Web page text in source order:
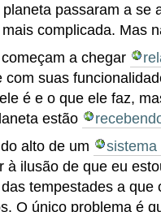
passaram a se
complicada. Mas
a chegar
com suas
é e o que ele faz,
estão
alto de um
sistema
à ilusão de que eu
tempestades a
O único problema é